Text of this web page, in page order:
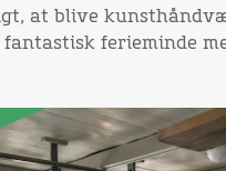
at blive
fantastisk ferieminde